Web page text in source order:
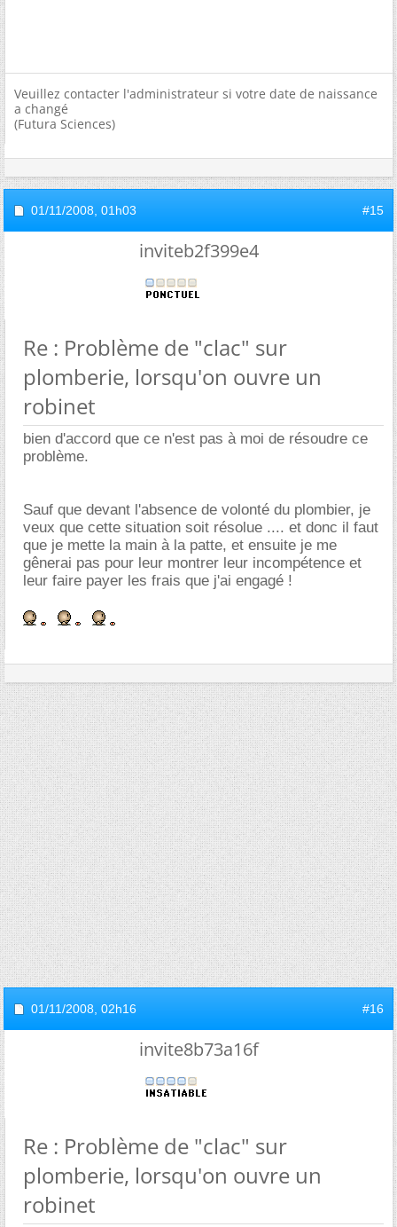
Veuillez contacter l'administrateur si votre date de naissance
a changé
(Futura Sciences)
01/11/2008, 01h03 #15
inviteb2f399e4
Re : Problème de "clac" sur
plomberie, lorsqu'on ouvre un
robinet
bien d'accord que ce n'est pas à moi de résoudre ce
problème.
Sauf que devant l'absence de volonté du plombier, je
veux que cette situation soit résolue .... et donc il faut
que je mette la main à la patte, et ensuite je me
gênerai pas pour leur montrer leur incompétence et
leur faire payer les frais que j'ai engagé !
01/11/2008, 02h16 #16
invite8b73a16f
Re : Problème de "clac" sur
plomberie, lorsqu'on ouvre un
robinet